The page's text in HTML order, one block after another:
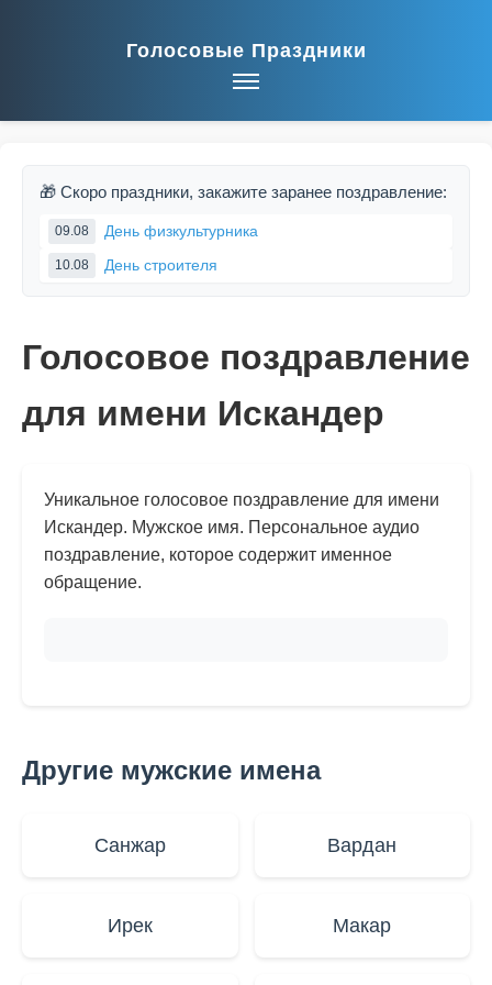
Голосовые Праздники
🎁 Скоро праздники, закажите заранее поздравление:
09.08 День физкультурника
10.08 День строителя
Голосовое поздравление
для имени Искандер
Уникальное голосовое поздравление для имени
Искандер. Мужское имя. Персональное аудио
поздравление, которое содержит именное
обращение.
Другие мужские имена
Санжар Вардан
Ирек Макар